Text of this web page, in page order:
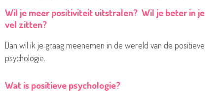
Wil je meer positiviteit uitstralen? Wil je beter in je
vel zitten?
Dan wil ik je graag meenemen in de wereld van de positieve
psychologie.
Wat is positieve psychologie?